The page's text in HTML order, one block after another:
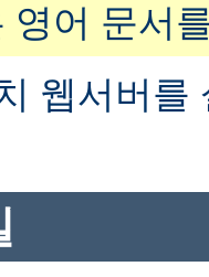
영어 문서
웹서버를